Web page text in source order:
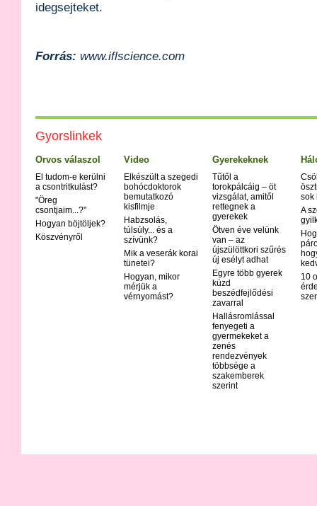
idegsejteket.
Forrás: www.iflscience.com
Gyorslinkek
Orvos válaszol
El tudom-e kerülni
a csontritkulást?
"Öreg
csontjaim...?"
Hogyan böjtöljek?
Köszvényről
Video
Elkészült a szegedi
bohócdoktorok
bemutatkozó
kisfilmje
Habzsolás,
túlsúly... és a
szívünk?
Mik a veserák korai
tünetei?
Hogyan, mikor
mérjük a
vérnyomást?
Gyerekeknek
Tűtől a
torokpálcáig – öt
vizsgálat, amitől
rettegnek a
gyerekek
Ötven éve velünk
van – az
újszülöttkori szűrés
új esélyt adhat
Egyre több gyerek
küzd
beszédfejlődési
zavarral
Hallásromlással
fenyegeti a
gyermekeket a
zenés
rendezvények
többsége a
szakemberek
szerint
sok
A
10